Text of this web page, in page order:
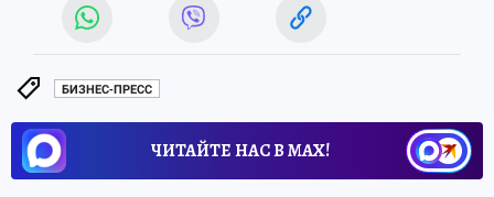
БИЗНЕС-ПРЕСС
ЧИТАЙТЕ НАС В МАХ!